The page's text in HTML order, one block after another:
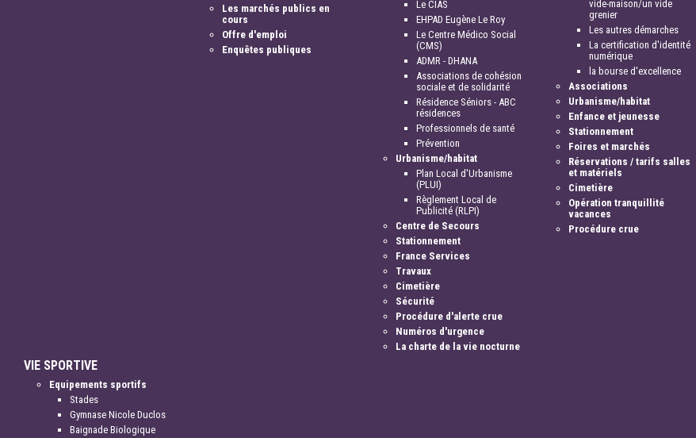
Les marchés publics en
cours
Offre d'emploi
Enquêtes publiques
Le CIAS
EHPAD Eugène Le Roy
Le Centre Médico Social
(CMS)
ADMR - DHANA
Associations de cohésion
sociale et de solidarité
Résidence Séniors - ABC
résidences
Professionnels de santé
Prévention
Urbanisme/habitat
Plan Local d'Urbanisme
(PLUI)
Règlement Local de
Publicité (RLPI)
Centre de Secours
Stationnement
France Services
Travaux
Cimetière
Sécurité
Procédure d'alerte crue
Numéros d'urgence
La charte de la vie nocturne
vide-maison/un vide
grenier
Les autres démarches
La certification d'identité
numérique
la bourse d'excellence
Associations
Urbanisme/habitat
Enfance et jeunesse
Stationnement
Foires et marchés
Réservations / tarifs salles
et matériels
Cimetière
Opération tranquillité
vacances
Procédure crue
VIE SPORTIVE
Equipements sportifs
Stades
Gymnase Nicole Duclos
Baignade Biologique